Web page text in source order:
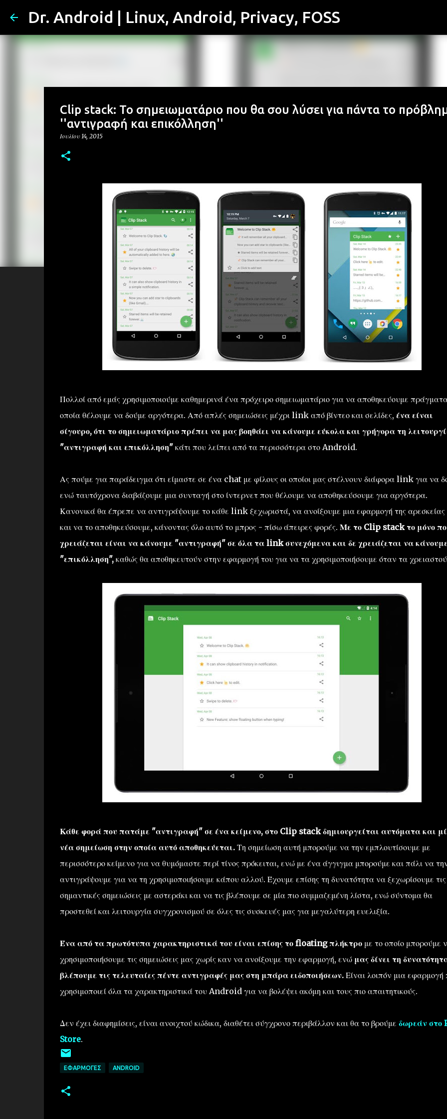
Μετάβαση στο κύριο περιεχόμενο
Dr. Android | Linux, Android, Privacy, FOSS
Clip stack: Το σημειωματάριο που θα σου λύσει για πάντα το
''αντιγραφή και επικόλληση''
Ιουλίου 14, 2015
Πολλοί από εμάς χρησιμοποιούμε καθημερινά ένα πρόχειρο σημειωματάριο για να αποθηκεύουμε
οποία θέλουμε να δούμε αργότερα. Από απλές σημειώσεις μέχρι link από βίντεο και σελίδες, ένα είναι
σίγουρο, ότι το σημειωματάριο πρέπει να μας βοηθάει να κάνουμε εύκολα και γρήγορα τη
"αντιγραφή και επικόλληση"κάτι που λείπει από τα περισσότερα στο Android.
Ας πούμε για παράδειγμα ότι είμαστε σε ένα chat με φίλους οι οποίοι μας στέλνουν διάφορα link για να
ενώ ταυτόχρονα διαβάζουμε μια συνταγή στο ίντερνετ που θέλουμε να αποθηκεύσουμε για αργότερα.
Κανονικά θα έπρεπε να αντιγράψουμε το κάθε link ξεχωριστά, να ανοίξουμε μια εφαρμογή της αρεσκείας
και να το αποθηκεύσουμε, κάνοντας όλο αυτό το μπρος - πίσω άπειρες φορές. Με το Clip stack το μόνο
χρειάζεται είναι να κάνουμε "αντιγραφή" σε όλα τα link συνεχόμενα και δε χρειάζεται να
"επικόλληση", καθώς θα αποθηκευτούν στην εφαρμογή του για να τα χρησιμοποιήσουμε όταν τα
Κάθε φορά που πατάμε "αντιγραφή" σε ένα κείμενο, στο Clip stack δημιουργείται αυτόματα και
νέα σημείωση στην οποία αυτό αποθηκεύεται. Τη σημείωση αυτή μπορούμε να την εμπλουτίσουμε με
περισσότερο κείμενο για να θυμόμαστε περί τίνος πρόκειται, ενώ με ένα άγγιγμα μπορούμε και πάλι να
αντιγράψουμε για να τη χρησιμοποιήσουμε κάπου αλλού. Έχουμε επίσης τη δυνατότητα να ξεχωρίσουμε τις
σημαντικές σημειώσεις με αστεράκι και να τις βλέπουμε σε μία πιο συμμαζεμένη λίστα, ενώ σύντομα θα
προστεθεί και λειτουργία συγχρονισμού σε όλες τις συσκευές μας για μεγαλύτερη ευελιξία.
Ένα από τα πρωτότυπα χαρακτηριστικά του είναι επίσης το floating πλήκτρομε το οποίο μπορούμε
χρησιμοποιήσουμε τις σημειώσεις μας χωρίς καν να ανοίξουμε την εφαρμογή, ενώ μας δίνει τη
βλέπουμε τις τελευταίες πέντε αντιγραφές μας στη μπάρα ειδοποιήσεων.Είναι λοιπόν μια εφαρμογή
χρησιμοποιεί όλα τα χαρακτηριστικά του Android για να βολέψει ακόμη και τους πιο απαιτητικούς.
Δεν έχει διαφημίσεις, είναι ανοιχτού κώδικα, διαθέτει σύγχρονο περιβάλλον και θα το βρούμε δωρεάν στο
Store.
ΕΦΑΡΜΟΓΈΣ ANDROID